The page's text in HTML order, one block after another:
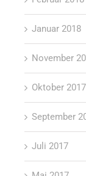
Januar 2018
November
Oktober 2017
September
Juli 2017